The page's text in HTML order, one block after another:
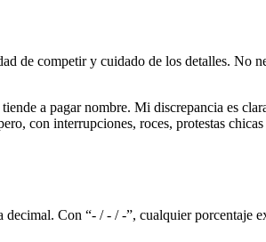
de competir y cuidado de los detalles. No
a pagar nombre. Mi discrepancia es
con interrupciones, roces, protestas
Con “- / - / -”, cualquier porcentaje